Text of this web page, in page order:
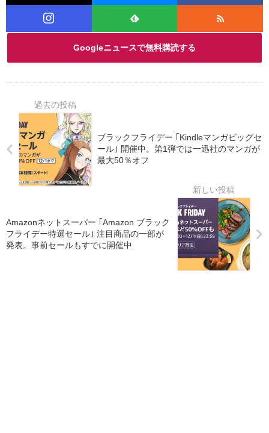
Googleニュースで無料購読する
ブラックフライデー ｢Kindleマンガビッグセ
ール｣ 開催中。第1弾では一迅社のマンガが
最大50％オフ
Amazonネットスーパー ｢Amazon ブラック
フライデー特選セール｣ 注目商品の一部が
発表。事前セールもすでに開催中